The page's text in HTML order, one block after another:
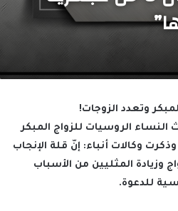
وتعدد الزوجات!
الروسيات للزواج المبكر
وكالات أنباء: إنّ قلة الإنجاب
وزيادة المثليين من الأسباب
للدعوة.